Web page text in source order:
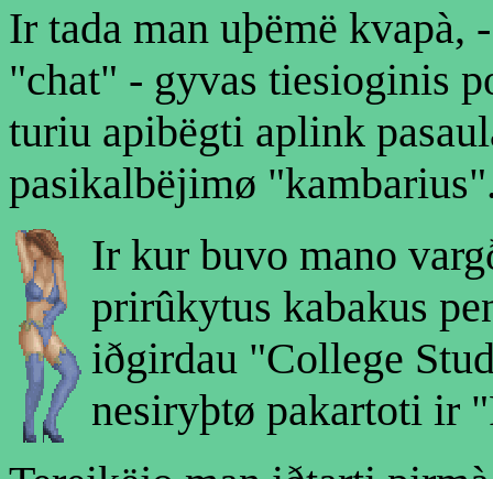
Ir tada man uþëmë kvapà,
"chat" - gyvas tiesioginis
turiu apibëgti aplink
pasikalbëjimø
Ir kur buvo mano
prirûkytus kabakus
iðgirdau "College
nesiryþtø pakartoti ir